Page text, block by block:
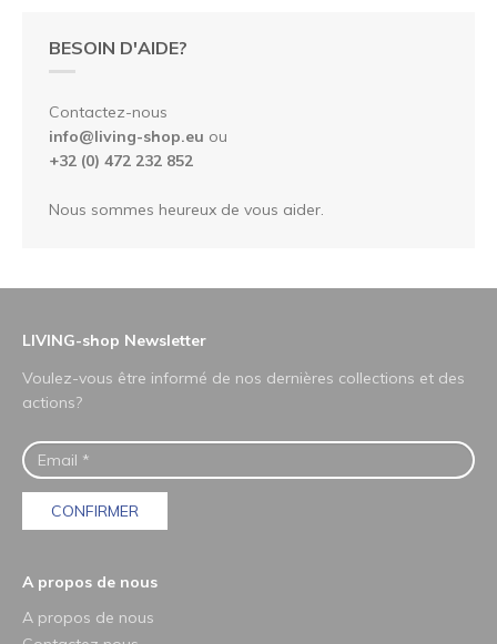
BESOIN D'AIDE?
Contactez-nous
info@living-shop.eu ou
+32 (0) 472 232 852
Nous sommes heureux de vous aider.
LIVING-shop Newsletter
Voulez-vous être informé de nos dernières collections et des
actions?
CONFIRMER
A propos de nous
A propos de nous